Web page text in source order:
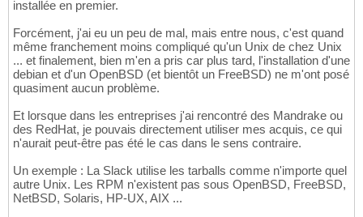
installée en premier.
Forcément, j'ai eu un peu de mal, mais entre nous, c'est quand
même franchement moins compliqué qu'un Unix de chez Unix
... et finalement, bien m'en a pris car plus tard, l'installation d'une
debian et d'un OpenBSD (et bientôt un FreeBSD) ne m'ont posé
quasiment aucun problème.
Et lorsque dans les entreprises j'ai rencontré des Mandrake ou
des RedHat, je pouvais directement utiliser mes acquis, ce qui
n'aurait peut-être pas été le cas dans le sens contraire.
Un exemple : La Slack utilise les tarballs comme n'importe quel
autre Unix. Les RPM n'existent pas sous OpenBSD, FreeBSD,
NetBSD, Solaris, HP-UX, AIX ...